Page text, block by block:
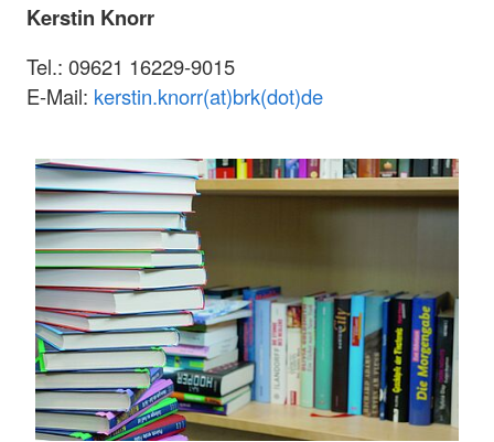
Kerstin Knorr
Tel.: 09621 16229-9015
E-Mail: kerstin.knorr(at)brk(dot)de